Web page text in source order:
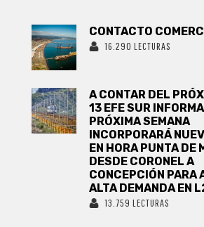
CONTACTO
16.290 LECTURAS
A CONTAR DEL
13 EFE SUR
PRÓXIMA SEMANA
INCORPORARÁ
EN HORA PUNTA DE
DESDE CORONEL A
CONCEPCIÓN PARA
ALTA DEMANDA EN
13.759 LECTURAS